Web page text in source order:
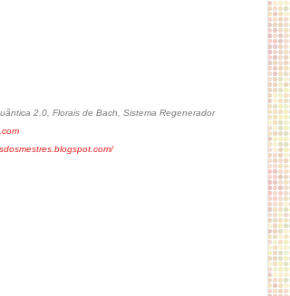
2.0, Florais de Bach, Sistema Regenerador